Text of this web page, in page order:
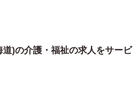
)の介護・福祉の求人をサービ